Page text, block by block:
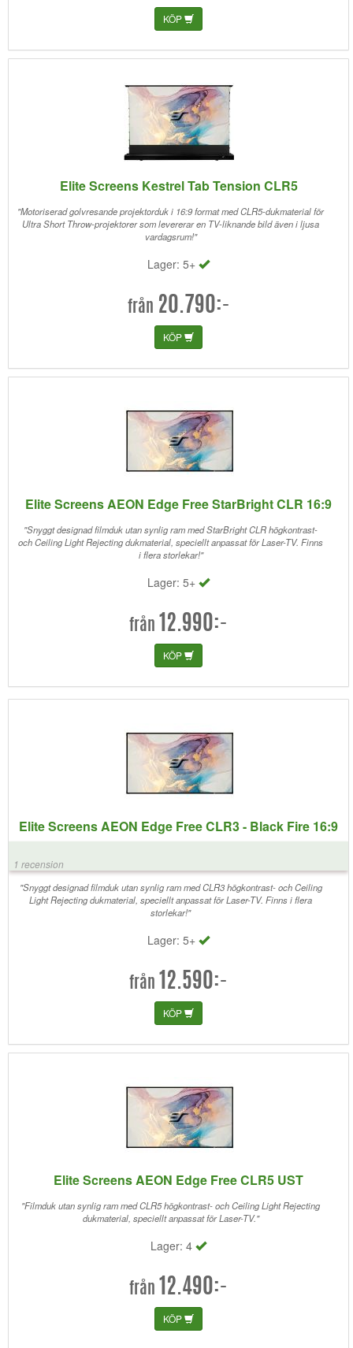
KÖP
Elite Screens Kestrel Tab Tension CLR5
"Motoriserad golvresande projektorduk i 16:9 format med CLR5-dukmaterial för
Ultra Short Throw-projektorer som levererar en TV-liknande bild även i ljusa
vardagsrum!"
Lager: 5+
från 20.790:-
KÖP
Elite Screens AEON Edge Free StarBright CLR 16:9
"Snyggt designad filmduk utan synlig ram med StarBright CLR högkontrast-
och Ceiling Light Rejecting dukmaterial, speciellt anpassat för Laser-TV. Finns
i flera storlekar!"
Lager: 5+
från 12.990:-
KÖP
Elite Screens AEON Edge Free CLR3 - Black Fire 16:9
1 recension
"Snyggt designad filmduk utan synlig ram med CLR3 högkontrast- och Ceiling
Light Rejecting dukmaterial, speciellt anpassat för Laser-TV. Finns i flera
storlekar!"
Lager: 5+
från 12.590:-
KÖP
Elite Screens AEON Edge Free CLR5 UST
"Filmduk utan synlig ram med CLR5 högkontrast- och Ceiling Light Rejecting
dukmaterial, speciellt anpassat för Laser-TV."
Lager: 4
från 12.490:-
KÖP